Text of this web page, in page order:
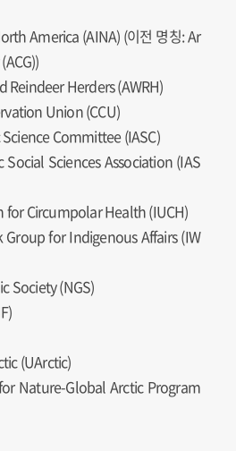
America (AINA) (이전 명칭: Ar
Reindeer Herders (AWRH)
Union (CCU)
Committee (IASC)
Sciences Association (IAS
Circumpolar Health (IUCH)
for Indigenous Affairs (IW
Society (NGS)
(UArctic)
Nature-Global Arctic Program